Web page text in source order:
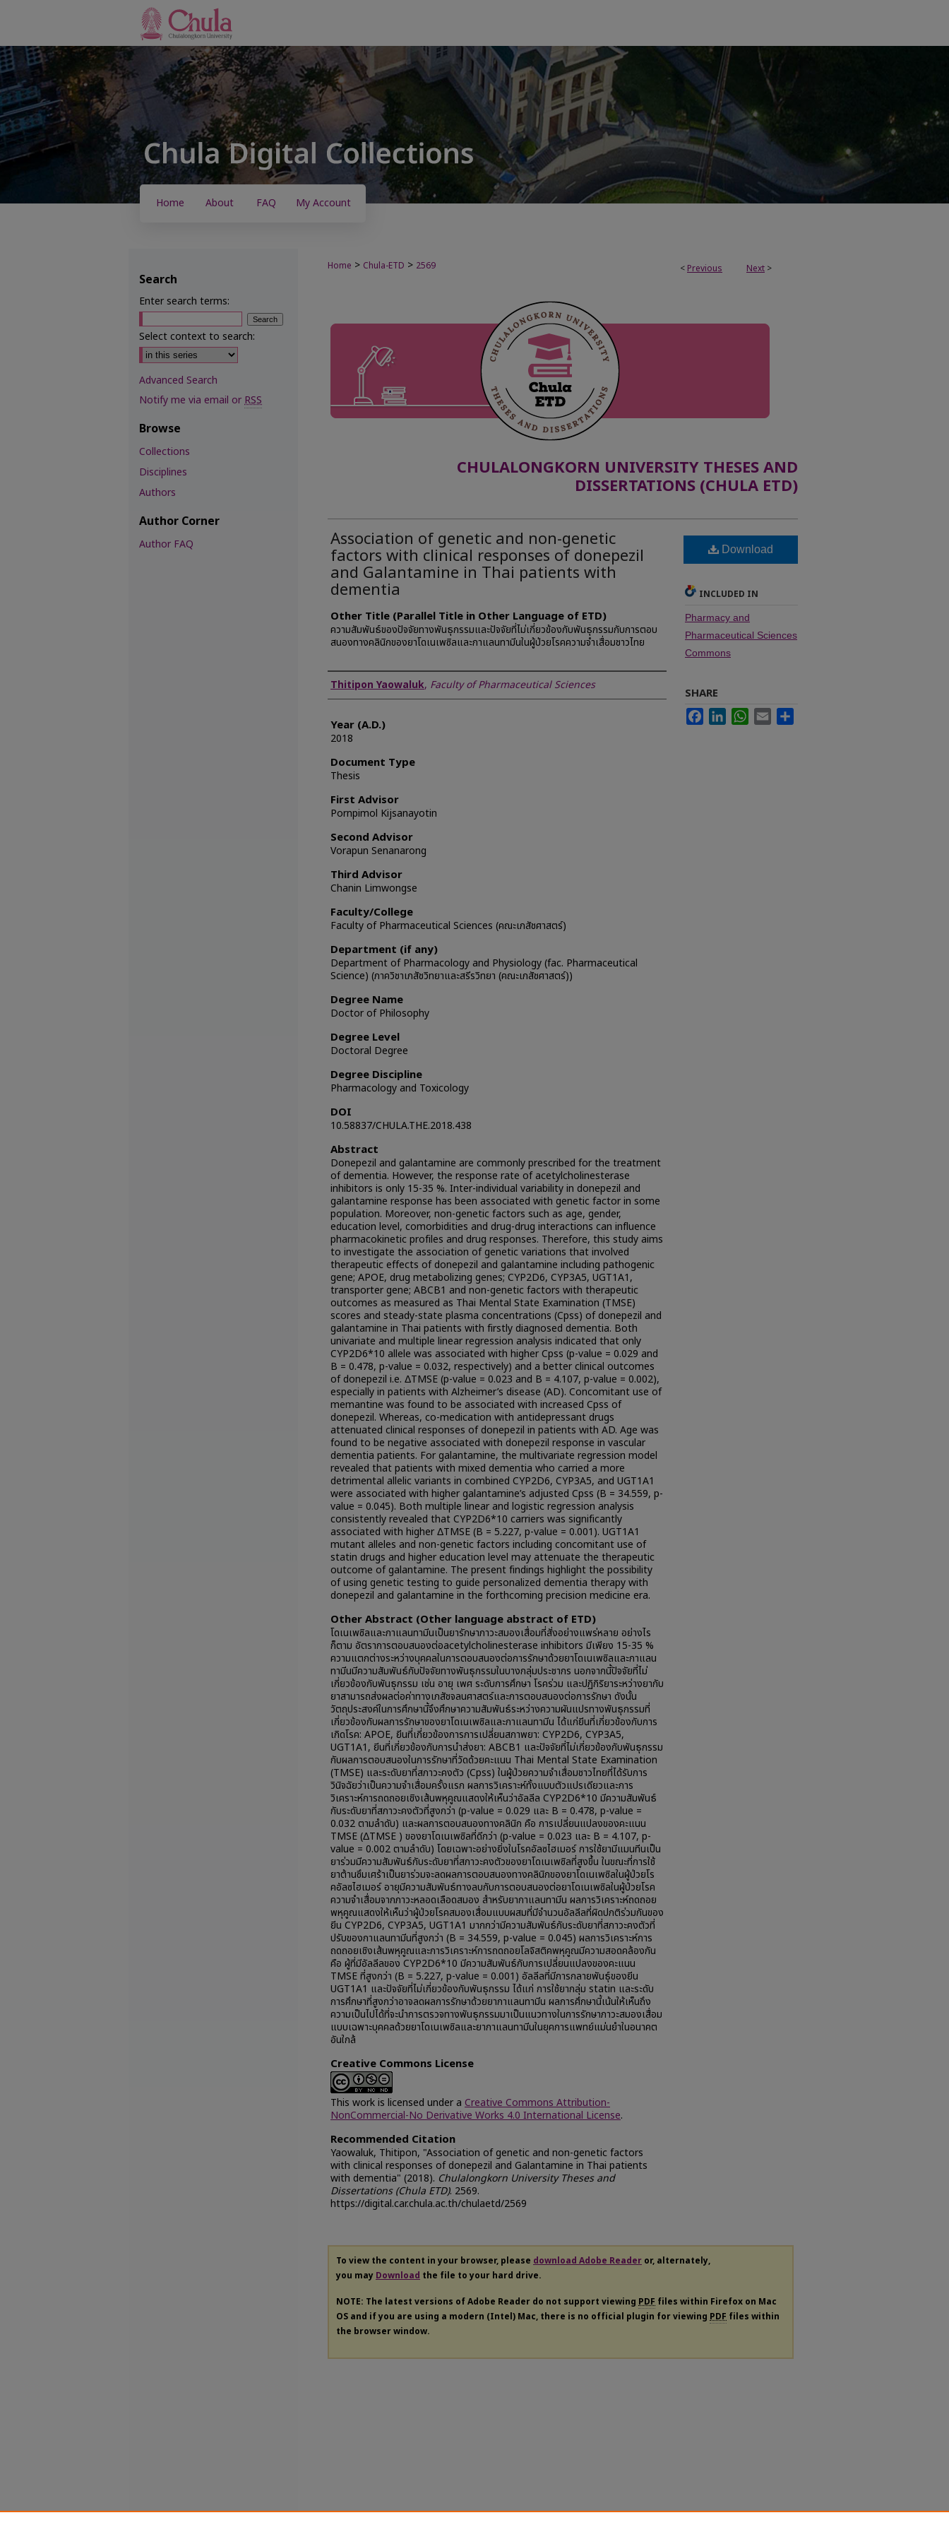
Home About FAQ My Account
< Previous Next >
Home > Chula-ETD > 2569
CHULALONGKORN UNIVERSITY THESES AND
DISSERTATIONS (CHULA ETD)
Association of genetic and non-genetic
factors with clinical responses of donepezil
and Galantamine in Thai patients with
dementia
Other Title (Parallel Title in Other Language of ETD)
ความสัมพันธ์ของปัจจัยทางพันธุกรรมและปัจจัยที่ไม่เกี่ยวข้องกับพันธุกรรมกับการตอบ
สนองทางคลินิกของยาโดเนเพซิลและกาแลนทามีนในผู้ป่วยโรคความจำเสื่อมชาวไทย
Author
Thitipon Yaowaluk, Faculty of Pharmaceutical Sciences
Year (A.D.)
2018
Document Type
Thesis
First Advisor
Pornpimol Kijsanayotin
Second Advisor
Vorapun Senanarong
Third Advisor
Chanin Limwongse
Faculty/College
Faculty of Pharmaceutical Sciences (คณะเภสัชศาสตร์)
Department (if any)
Department of Pharmacology and Physiology (fac. Pharmaceutical
Science) (ภาควิชาเภสัชวิทยาและสรีรวิทยา (คณะเภสัชศาสตร์))
Degree Name
Doctor of Philosophy
Degree Level
Doctoral Degree
Degree Discipline
Pharmacology and Toxicology
DOI
10.58837/CHULA.THE.2018.438
Abstract
Donepezil and galantamine are commonly prescribed for the treatment
of dementia. However, the response rate of acetylcholinesterase
inhibitors is only 15-35 %. Inter-individual variability in donepezil and
galantamine response has been associated with genetic factor in some
population. Moreover, non-genetic factors such as age, gender,
education level, comorbidities and drug-drug interactions can influence
pharmacokinetic profiles and drug responses. Therefore, this study aims
to investigate the association of genetic variations that involved
therapeutic effects of donepezil and galantamine including pathogenic
gene; APOE, drug metabolizing genes; CYP2D6, CYP3A5, UGT1A1,
transporter gene; ABCB1 and non-genetic factors with therapeutic
outcomes as measured as Thai Mental State Examination (TMSE)
scores and steady-state plasma concentrations (Cpss) of donepezil and
galantamine in Thai patients with firstly diagnosed dementia. Both
univariate and multiple linear regression analysis indicated that only
CYP2D6*10 allele was associated with higher Cpss (p-value = 0.029 and
B = 0.478, p-value = 0.032, respectively) and a better clinical outcomes
of donepezil i.e. ΔTMSE (p-value = 0.023 and B = 4.107, p-value = 0.002),
especially in patients with Alzheimer’s disease (AD). Concomitant use of
memantine was found to be associated with increased Cpss of
donepezil. Whereas, co-medication with antidepressant drugs
attenuated clinical responses of donepezil in patients with AD. Age was
found to be negative associated with donepezil response in vascular
dementia patients. For galantamine, the multivariate regression model
revealed that patients with mixed dementia who carried a more
detrimental allelic variants in combined CYP2D6, CYP3A5, and UGT1A1
were associated with higher galantamine’s adjusted Cpss (B = 34.559, p-
value = 0.045). Both multiple linear and logistic regression analysis
consistently revealed that CYP2D6*10 carriers was significantly
associated with higher ΔTMSE (B = 5.227, p-value = 0.001). UGT1A1
mutant alleles and non-genetic factors including concomitant use of
statin drugs and higher education level may attenuate the therapeutic
outcome of galantamine. The present findings highlight the possibility
of using genetic testing to guide personalized dementia therapy with
donepezil and galantamine in the forthcoming precision medicine era.
Other Abstract (Other language abstract of ETD)
โดเนเพซิลและกาแลนทามีนเป็นยารักษาภาวะสมองเสื่อมที่สั่งอย่างแพร่หลาย อย่างไร
ก็ตาม อัตราการตอบสนองต่อacetylcholinesterase inhibitors มีเพียง 15-35 %
ความแตกต่างระหว่างบุคคลในการตอบสนองต่อการรักษาด้วยยาโดเนเพซิลและกาแลน
ทามีนมีความสัมพันธ์กับปัจจัยทางพันธุกรรมในบางกลุ่มประชากร นอกจากนี้ปัจจัยที่ไม่
เกี่ยวข้องกับพันธุกรรม เช่น อายุ เพศ ระดับการศึกษา โรคร่วม และปฏิกิริยาระหว่างยากับ
ยาสามารถส่งผลต่อค่าทางเภสัชจลนศาสตร์และการตอบสนองต่อการรักษา ดังนั้น
วัตถุประสงค์ในการศึกษานี้จึงศึกษาความสัมพันธ์ระหว่างความผันแปรทางพันธุกรรมที่
เกี่ยวข้องกับผลการรักษาของยาโดเนเพซิลและกาแลนทามีน ได้แก่ยีนที่เกี่ยวข้องกับการ
เกิดโรค: APOE, ยีนที่เกี่ยวข้องการการเปลี่ยนสภาพยา: CYP2D6, CYP3A5,
UGT1A1, ยีนที่เกี่ยวข้องกับการนำส่งยา: ABCB1 และปัจจัยที่ไม่เกี่ยวข้องกับพันธุกรรม
กับผลการตอบสนองในการรักษาที่วัดด้วยคะแนน Thai Mental State Examination
(TMSE) และระดับยาที่สภาวะคงตัว (Cpss) ในผู้ป่วยความจำเสื่อมชาวไทยที่ได้รับการ
วินิจฉัยว่าเป็นความจำเสื่อมครั้งแรก ผลการวิเคราะห์ทั้งแบบตัวแปรเดียวและการ
วิเคราะห์การถดถอยเชิงเส้นพหุคูณแสดงให้เห็นว่าอัลลีล CYP2D6*10 มีความสัมพันธ์
กับระดับยาที่สภาวะคงตัวที่สูงกว่า (p-value = 0.029 และ B = 0.478, p-value =
0.032 ตามลำดับ) และผลการตอบสนองทางคลินิก คือ การเปลี่ยนแปลงของคะแนน
TMSE (ΔTMSE ) ของยาโดเนเพซิลที่ดีกว่า (p-value = 0.023 และ B = 4.107, p-
value = 0.002 ตามลำดับ) โดยเฉพาะอย่างยิ่งในโรคอัลซไฮเมอร์ การใช้ยามีแมนทีนเป็น
ยาร่วมมีความสัมพันธ์กับระดับยาที่สภาวะคงตัวของยาโดเนเพซิลที่สูงขึ้น ในขณะที่การใช้
ยาต้านซึมเศร้าเป็นยาร่วมจะลดผลการตอบสนองทางคลินิกของยาโดเนเพซิลในผู้ป่วยโร
คอัลซไฮเมอร์ อายุมีความสัมพันธ์ทางลบกับการตอบสนองต่อยาโดเนเพซิลในผู้ป่วยโรค
ความจำเสื่อมจากภาวะหลอดเลือดสมอง สำหรับยากาแลนทามีน ผลการวิเคราะห์ถดถอย
พหุคูณแสดงให้เห็นว่าผู้ป่วยโรคสมองเสื่อมแบบผสมที่มีจำนวนอัลลีลที่ผิดปกติร่วมกันของ
ยีน CYP2D6, CYP3A5, UGT1A1 มากกว่ามีความสัมพันธ์กับระดับยาที่สภาวะคงตัวที่
ปรับของกาแลนทามีนที่สูงกว่า (B = 34.559, p-value = 0.045) ผลการวิเคราะห์การ
ถดถอยเชิงเส้นพหุคูณและการวิเคราะห์การถดถอยโลจิสติคพหุคูณมีความสอดคล้องกัน
คือ ผู้ที่มีอัลลีลของ CYP2D6*10 มีความสัมพันธ์กับการเปลี่ยนแปลงของคะแนน
TMSE ที่สูงกว่า (B = 5.227, p-value = 0.001) อัลลีลที่มีการกลายพันธุ์ของยีน
UGT1A1 และปัจจัยที่ไม่เกี่ยวข้องกับพันธุกรรม ได้แก่ การใช้ยากลุ่ม statin และระดับ
การศึกษาที่สูงกว่าอาจลดผลการรักษาด้วยยากาแลนทามีน ผลการศึกษานี้เน้นให้เห็นถึง
ความเป็นไปได้ที่จะนำการตรวจทางพันธุกรรมมาเป็นแนวทางในการรักษาภาวะสมองเสื่อม
แบบเฉพาะบุคคลด้วยยาโดเนเพซิลและยากาแลนทามีนในยุคการแพทย์แม่นยำในอนาคต
อันใกล้
Creative Commons License
This work is licensed under a Creative Commons Attribution-
NonCommercial-No Derivative Works 4.0 International License.
Recommended Citation
Yaowaluk, Thitipon, "Association of genetic and non-genetic factors
with clinical responses of donepezil and Galantamine in Thai patients
with dementia" (2018). Chulalongkorn University Theses and
Dissertations (Chula ETD). 2569.
https://digital.car.chula.ac.th/chulaetd/2569
Download
INCLUDED IN
Pharmacy and
Pharmaceutical Sciences
Commons
SHARE
FacebookLinkedInWhatsApp
Email
To view the content in your browser, please download Adobe Reader or, alternately,
you may Download the file to your hard drive.
NOTE: The latest versions of Adobe Reader do not support viewing PDF files within Firefox on Mac
OS and if you are using a modern (Intel) Mac, there is no official plugin for viewing PDF files within
the browser window.
Search
Enter search terms:
Select context to search:
Advanced Search
Notify me via email orRSS
Browse
Collections
Disciplines
Authors
Author Corner
Author FAQ